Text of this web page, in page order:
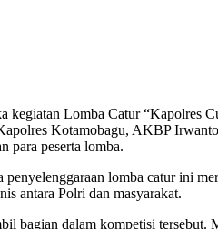
kegiatan Lomba Catur “Kapolres
Kotamobagu, AKBP
para peserta lomba.
lomba catur ini
antara Polri dan masyarakat.
bagian dalam kompetisi